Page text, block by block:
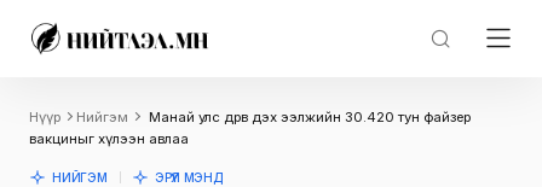
Нүүр Нийгэм
Манай улс дөрөв дэх ээлжийн 30.420 тун файзер
вакциныг хүлээн авлаа
НИЙГЭМ ЭРҮҮЛ МЭНД